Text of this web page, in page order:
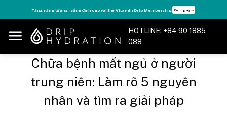
to
content
Tăng năng lượng - sống đỉnh cao với thẻ Vitamin Drip Membership. Xem ngay ➝
HOTLINE: +84 90 1885
088
Chữa bệnh mất ngủ ở người
trung niên: Làm rõ 5 nguyên
nhân và tìm ra giải pháp